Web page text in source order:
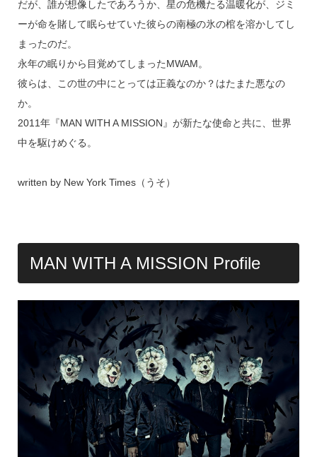
だが、誰が想像したであろうか、星の危機たる温暖化が、ジミ
ーが命を賭して眠らせていた彼らの南極の氷の棺を溶かしてし
まったのだ。
永年の眠りから目覚めてしまったMWAM。
彼らは、この世の中にとっては正義なのか？はたまた悪なの
か。
2011年『MAN WITH A MISSION』が新たな使命と共に、世界
中を駆けめぐる。
written by New York Times（うそ）
MAN WITH A MISSION Profile